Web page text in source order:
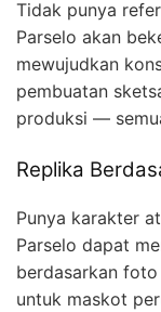
Tidak punya
Parselo akan
mewujudkan
pembuatan
produksi —
Replika
Punya karakter
Parselo dapat
berdasarkan
untuk maskot